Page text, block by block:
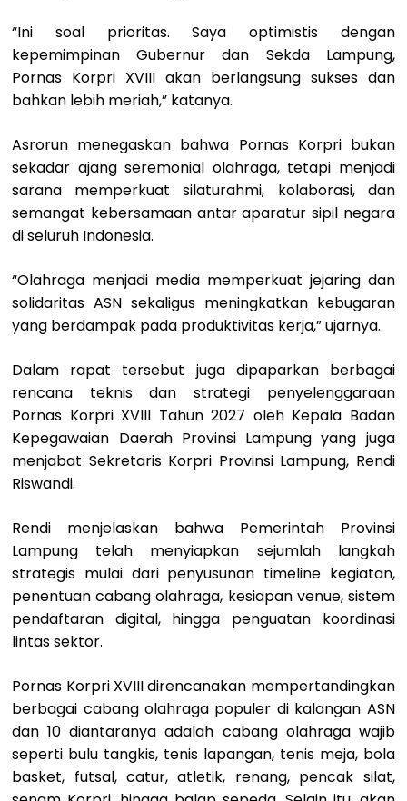
“Ini soal prioritas. Saya optimistis dengan
kepemimpinan Gubernur dan Sekda Lampung,
Pornas Korpri XVIII akan berlangsung sukses dan
bahkan lebih meriah,” katanya.
Asrorun menegaskan bahwa Pornas Korpri bukan
sekadar ajang seremonial olahraga, tetapi menjadi
sarana memperkuat silaturahmi, kolaborasi, dan
semangat kebersamaan antar aparatur sipil negara
di seluruh Indonesia.
“Olahraga menjadi media memperkuat jejaring dan
solidaritas ASN sekaligus meningkatkan kebugaran
yang berdampak pada produktivitas kerja,” ujarnya.
Dalam rapat tersebut juga dipaparkan berbagai
rencana teknis dan strategi penyelenggaraan
Pornas Korpri XVIII Tahun 2027 oleh Kepala Badan
Kepegawaian Daerah Provinsi Lampung yang juga
menjabat Sekretaris Korpri Provinsi Lampung, Rendi
Riswandi.
Rendi menjelaskan bahwa Pemerintah Provinsi
Lampung telah menyiapkan sejumlah langkah
strategis mulai dari penyusunan timeline kegiatan,
penentuan cabang olahraga, kesiapan venue, sistem
pendaftaran digital, hingga penguatan koordinasi
lintas sektor.
Pornas Korpri XVIII direncanakan mempertandingkan
berbagai cabang olahraga populer di kalangan ASN
dan 10 diantaranya adalah cabang olahraga wajib
seperti bulu tangkis, tenis lapangan, tenis meja, bola
basket, futsal, catur, atletik, renang, pencak silat,